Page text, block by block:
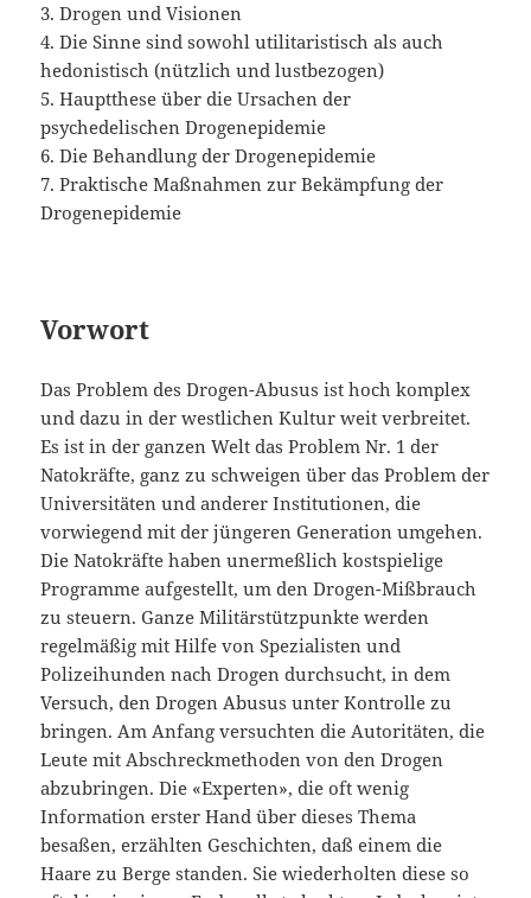
3. Drogen und Visionen
4. Die Sinne sind sowohl utilitaristisch als auch
hedonistisch (nützlich und lustbezogen)
5. Hauptthese über die Ursachen der
psychedelischen Drogenepidemie
6. Die Behandlung der Drogenepidemie
7. Praktische Maßnahmen zur Bekämpfung der
Drogenepidemie
Vorwort
Das Problem des Drogen-Abusus ist hoch komplex
und dazu in der westlichen Kultur weit verbreitet.
Es ist in der ganzen Welt das Problem Nr. 1 der
Natokräfte, ganz zu schweigen über das Problem der
Universitäten und anderer Institutionen, die
vorwiegend mit der jüngeren Generation umgehen.
Die Natokräfte haben unermeßlich kostspielige
Programme aufgestellt, um den Drogen-Mißbrauch
zu steuern. Ganze Militärstützpunkte werden
regelmäßig mit Hilfe von Spezialisten und
Polizeihunden nach Drogen durchsucht, in dem
Versuch, den Drogen Abusus unter Kontrolle zu
bringen. Am Anfang versuchten die Autoritäten, die
Leute mit Abschreckmethoden von den Drogen
abzubringen. Die «Experten», die oft wenig
Information erster Hand über dieses Thema
besaßen, erzählten Geschichten, daß einem die
Haare zu Berge standen. Sie wiederholten diese so